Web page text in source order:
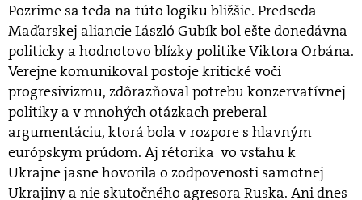
Pozrime sa teda na túto logiku bližšie. Predseda
Maďarskej aliancie László Gubík bol ešte donedávna
politicky a hodnotovo blízky politike Viktora Orbána.
Verejne komunikoval postoje kritické voči
progresivizmu, zdôrazňoval potrebu konzervatívnej
politiky a v mnohých otázkach preberal
argumentáciu, ktorá bola v rozpore s hlavným
európskym prúdom. Aj rétorika vo vsťahu k
Ukrajne jasne hovorila o zodpovenosti samotnej
Ukrajiny a nie skutočného agresora Ruska. Ani dnes